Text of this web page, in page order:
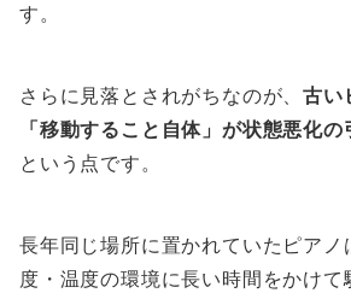
す。
さらに見落とされがちなのが、古い
「移動すること自体」が状態悪化
という点です。
長年同じ場所に置かれていたピアノ
度・温度の環境に長い時間をかけて